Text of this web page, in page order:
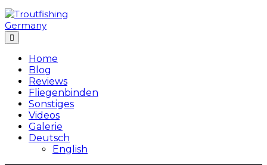
Home
Blog
Reviews
Fliegenbinden
Sonstiges
Videos
Galerie
Deutsch
English